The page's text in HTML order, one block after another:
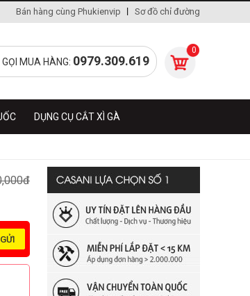
Sơ đồ chỉ đường
Bán hàng cùng Phukienvip
0
GỌI MUA HÀNG: 0979.309.619
DỤNG CỤ CẮT XÌ GÀ